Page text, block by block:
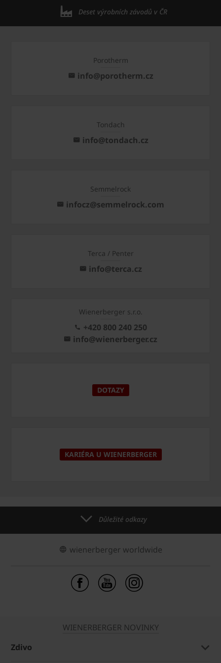
Deset výrobních závodů v ČR
Porotherm
info@porotherm.cz
Tondach
info@tondach.cz
Semmelrock
infocz@semmelrock.com
Terca / Penter
info@terca.cz
Wienerberger s.r.o.
+420 800 240 250
info@wienerberger.cz
DOTAZY
KARIÉRA U WIENERBERGER
Důležité odkazy
wienerberger worldwide
WIENERBERGER NOVINKY
Zdivo